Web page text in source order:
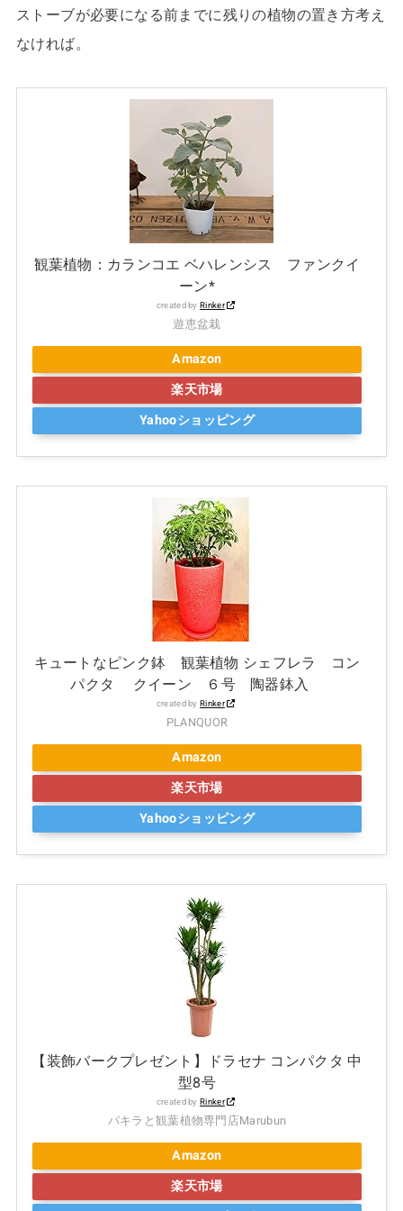
ストーブが必要になる前までに残りの植物の置き方考え
なければ。
観葉植物：カランコエ ベハレンシス ファンクイ
ーン*
created byRinker
遊恵盆栽
Amazon
楽天市場
Yahooショッピング
キュートなピンク鉢 観葉植物 シェフレラ コン
パクタ クイーン ６号 陶器鉢入
created byRinker
PLANQUOR
Amazon
楽天市場
Yahooショッピング
【装飾バークプレゼント】ドラセナ コンパクタ 中
型8号
created byRinker
パキラと観葉植物専門店Marubun
Amazon
楽天市場